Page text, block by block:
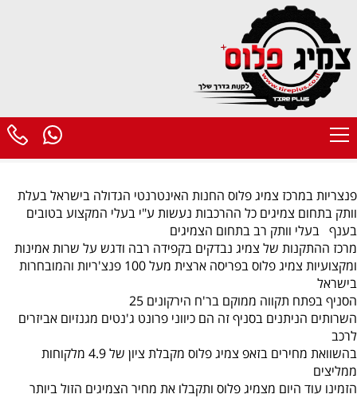
פנצריות במרכז צמיג פלוס החנות האינטרנטי הגדולה בישראל בעלת
וותק בתחום צמיגים כל ההרכבות נעשות ע"י בעלי המקצוע בטובים
בענף בעלי וותק רב בתחום הצמיגים
מרכז ההתקנות של צמיג נבדקים בקפידה רבה ודגש על שרות אמינות
ומקצועיות צמיג פלוס
בפריסה ארצית מעל 100 פנצ'ריות והמובחרות
בישראל
הסניף בפתח תקווה ממוקם בר'ח הירקונים 25
השרותים הניתנים בסניף זה הם כיווני פרונט ג'נטים מגנזיום אביזרים
לרכב
בהשוואת מחירים בזאפ צמיג פלוס מקבלת ציון של 4.9 מלקוחות
ממליצים
הזמינו עוד היום מצמיג פלוס ותקבלו את מחיר הצמיגים הזול ביותר